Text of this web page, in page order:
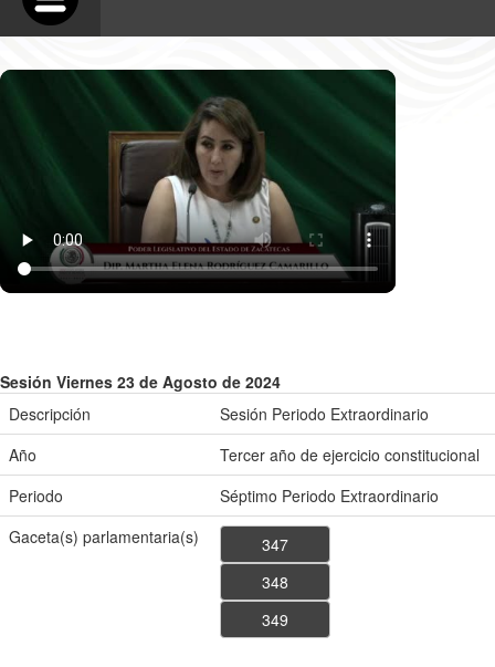
Sesión Viernes 23 de Agosto de 2024
Descripción
Sesión Periodo Extraordinario
Año
Tercer año de ejercicio constitucional
Periodo
Séptimo Periodo Extraordinario
Gaceta(s) parlamentaria(s)
347
348
349